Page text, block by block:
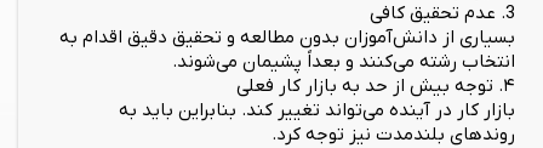
3. عدم تحقیق کافی
بسیاری از دانش‌آموزان بدون مطالعه و تحقیق دقیق اقدام به
انتخاب رشته می‌کنند و بعداً پشیمان می‌شوند.
۴. توجه بیش از حد به بازار کار فعلی
بازار کار در آینده می‌تواند تغییر کند. بنابراین باید به
روندهای بلندمدت نیز توجه کرد.